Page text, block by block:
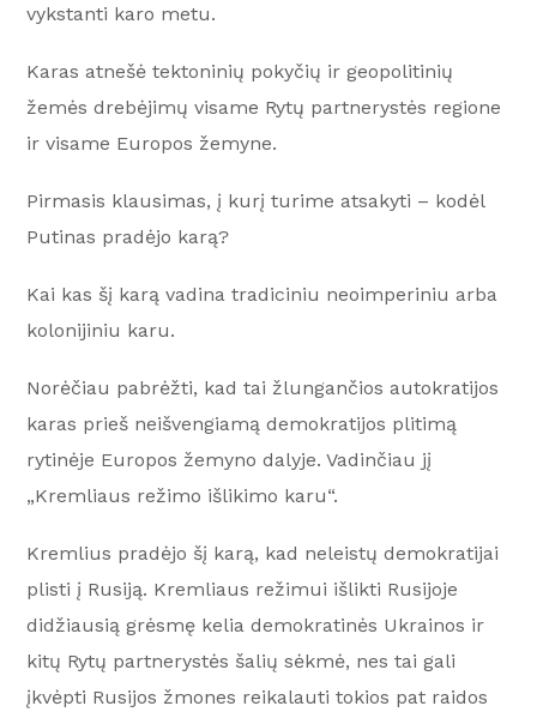
vykstanti karo metu.
Karas atnešė tektoninių pokyčių ir geopolitinių
žemės drebėjimų visame Rytų partnerystės regione
ir visame Europos žemyne.
Pirmasis klausimas, į kurį turime atsakyti – kodėl
Putinas pradėjo karą?
Kai kas šį karą vadina tradiciniu neoimperiniu arba
kolonijiniu karu.
Norėčiau pabrėžti, kad tai žlungančios autokratijos
karas prieš neišvengiamą demokratijos plitimą
rytinėje Europos žemyno dalyje. Vadinčiau jį
„Kremliaus režimo išlikimo karu“.
Kremlius pradėjo šį karą, kad neleistų demokratijai
plisti į Rusiją. Kremliaus režimui išlikti Rusijoje
didžiausią grėsmę kelia demokratinės Ukrainos ir
kitų Rytų partnerystės šalių sėkmė, nes tai gali
įkvėpti Rusijos žmones reikalauti tokios pat raidos